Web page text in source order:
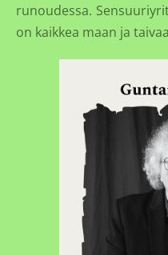
runoudessa.
on kaikkea maan ja